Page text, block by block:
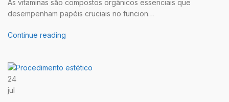
As vitaminas são compostos orgânicos essenciais que
desempenham papéis cruciais no funcion…
Continue reading
24
jul